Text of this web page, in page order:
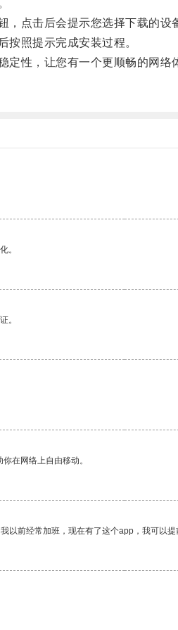
点击后会提示您选择下载的设
照提示完成安装过程。
性，让您有一个更顺畅的网络
。
。
在网络上自由移动。
前经常加班，现在有了这个app，我可以提